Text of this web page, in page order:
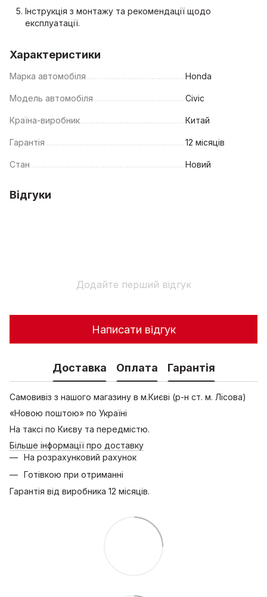
Інструкція з монтажу та рекомендації щодо
експлуатації.
Характеристики
Марка автомобіля Honda
Модель автомобіля Civic
Країна-виробник Китай
Гарантія 12 місяців
Стан Новий
Відгуки
Додайте перший відгук
Написати відгук
Доставка Оплата Гарантія
Самовивіз з нашого магазину в м.Києві (р-н ст. м. Лісова)
«Новою поштою» по Україні
На таксі по Києву та передмістю.
Більше інформації про доставку
На розрахунковий рахунок
Готівкою при отриманні
Гарантія від виробника 12 місяців.